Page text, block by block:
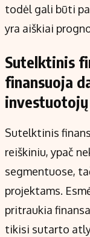
todėl gali būti
yra aiškiai
Sutelktinis
finansuoja
investuotojų
Sutelktinis
reiškiniu, ypač
segmentuose,
projektams.
pritraukia
tikisi sutarto